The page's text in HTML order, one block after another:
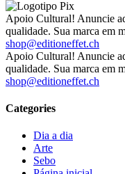
Apoio Cultural! Anuncie
qualidade. Sua marca em
shop@editioneffet.ch
Apoio Cultural! Anuncie
qualidade. Sua marca em
shop@editioneffet.ch
Categories
Dia a dia
Arte
Sebo